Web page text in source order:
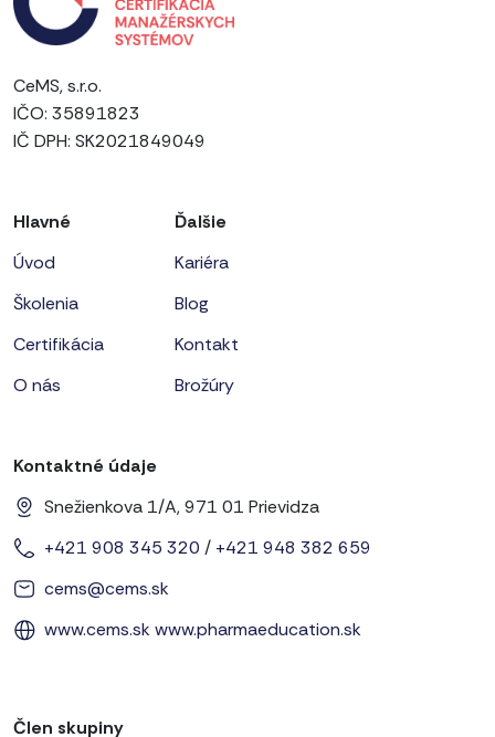
CeMS, s.r.o.
IČO: 35891823
IČ DPH: SK2021849049
Hlavné
Úvod
Školenia
Certifikácia
O nás
Ďalšie
Kariéra
Blog
Kontakt
Brožúry
Kontaktné údaje
Snežienkova 1/A, 971 01 Prievidza
+421 908 345 320 / +421 948 382 659
cems@cems.sk
www.cems.skwww.pharmaeducation.sk
Člen skupiny